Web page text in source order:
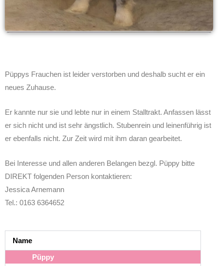
Püppys Frauchen ist leider verstorben und deshalb sucht er ein
neues Zuhause.
Er kannte nur sie und lebte nur in einem Stalltrakt. Anfassen lässt
er sich nicht und ist sehr ängstlich. Stubenrein und leinenführig ist
er ebenfalls nicht. Zur Zeit wird mit ihm daran gearbeitet.
Bei Interesse und allen anderen Belangen bezgl. Püppy bitte
DIREKT folgenden Person kontaktieren:
Jessica Arnemann
Tel.: 0163 6364652
Name
Püppy